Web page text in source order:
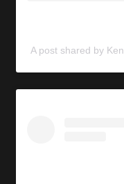
A post shared by